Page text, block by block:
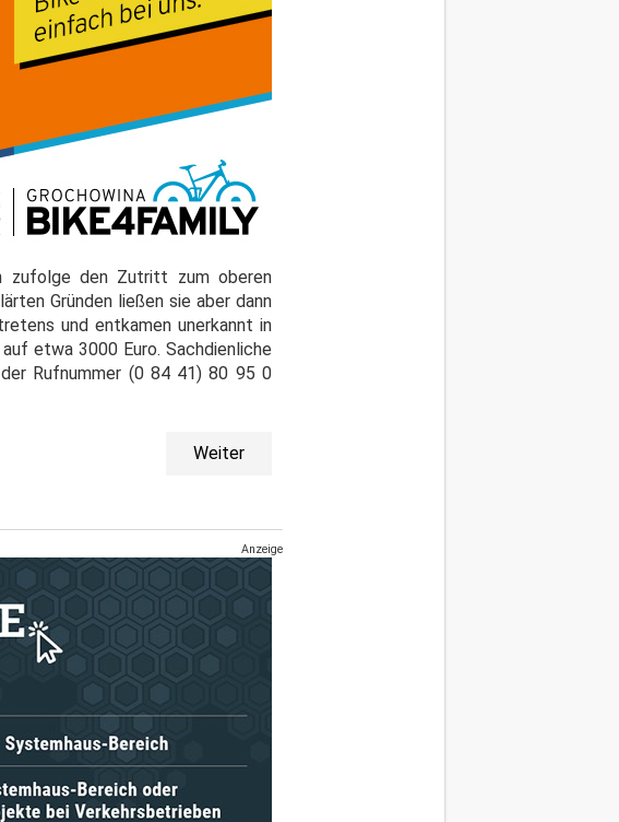
zufolge den Zutritt zum oberen
Gründen ließen sie aber dann
und entkamen unerkannt in
etwa 3000 Euro. Sachdienliche
Rufnummer (0 84 41) 80 95 0
Weiter
Anzeige